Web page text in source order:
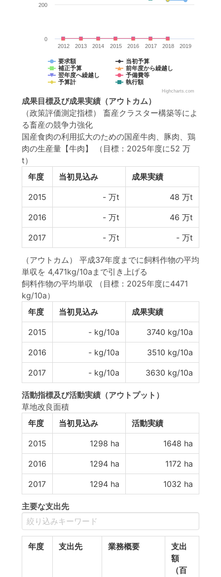
要求額
当初予算
補正予算
前年度から繰越し
翌年度へ繰越し
予備費等
予算計
執行額
2012 2013 2014 2015 2016 2017 2018 2019
0
200
Highcharts.com
成果目標及び成果実績 （アウトカム）
（政策評価測定指標） 畜産クラスター構築等によ
る畜産の競争力強化
国産食肉の利用拡大のための国産牛肉、豚肉、鶏
肉の生産量【牛肉】
（目標：2025年度に52 万
t）
年度
当初見込み 成果実績
2015 - 万t 48 万t
2016 - 万t 46 万t
2017 - 万t - 万t
（アウトカム） 平成37年度までに飼料作物の平均
単収を 4,471kg/10aまで引き上げる
飼料作物の平均単収
（目標：2025年度に4471
kg/10a）
年度
当初見込み 成果実績
2015 - kg/10a 3740 kg/10a
2016 - kg/10a 3510 kg/10a
2017 - kg/10a 3630 kg/10a
活動指標及び活動実績 （アウトプット）
草地改良面積
年度
当初見込み 活動実績
2015 1298 ha 1648 ha
2016 1294 ha 1172 ha
2017 1294 ha 1032 ha
主要な支出先
年度 支出先 業務概要
支出
額
（百